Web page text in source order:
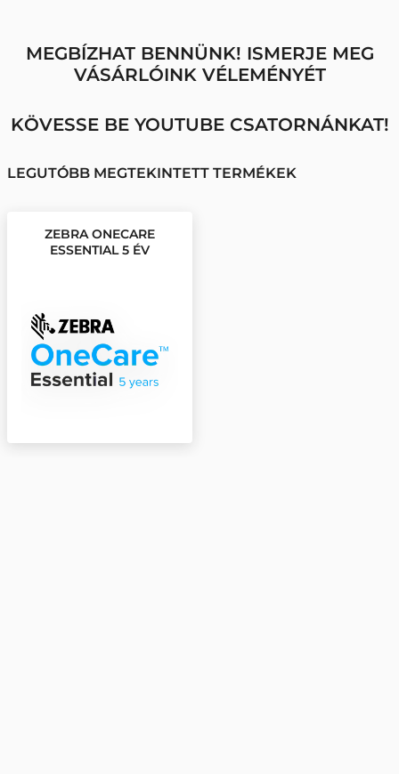
MEGBÍZHAT BENNÜNK! ISMERJE MEG
VÁSÁRLÓINK VÉLEMÉNYÉT
KÖVESSE BE YOUTUBE CSATORNÁNKAT!
LEGUTÓBB MEGTEKINTETT TERMÉKEK
ZEBRA ONECARE
ESSENTIAL 5 ÉV